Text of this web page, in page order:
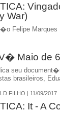
War)
Felipe Marques
Maio de
seu
brasileiros,
FILHO | 11/09/2017
It - A